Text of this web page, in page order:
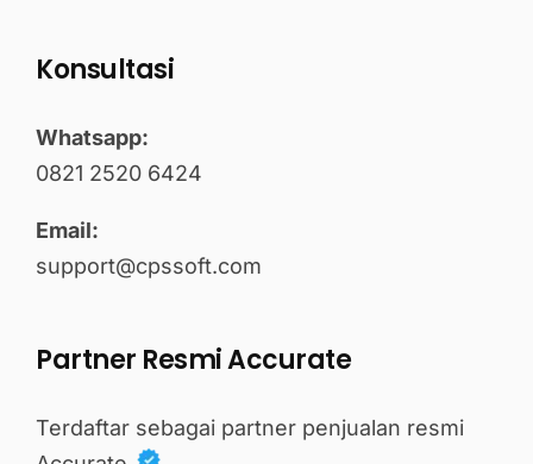
Konsultasi
Whatsapp:
0821 2520 6424
Email:
support@cpssoft.com
Partner Resmi Accurate
Terdaftar sebagai partner penjualan resmi